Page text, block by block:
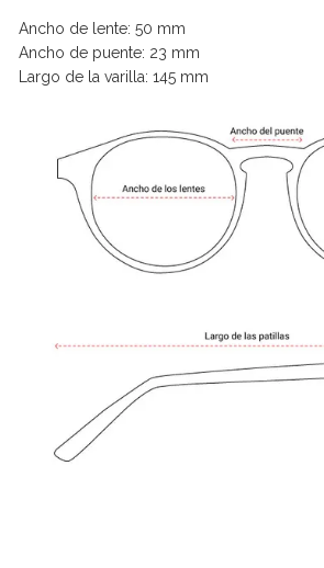
Ancho de lente: 50 mm
Ancho de puente: 23 mm
Largo de la varilla: 145 mm